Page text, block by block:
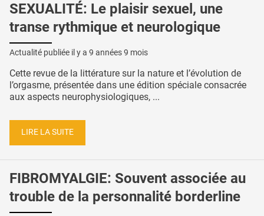
SEXUALITÉ: Le plaisir sexuel, une
transe rythmique et neurologique
Actualité publiée il y a 9 années 9 mois
Cette revue de la littérature sur la nature et l’évolution de
l’orgasme, présentée dans une édition spéciale consacrée
aux aspects neurophysiologiques, ...
LIRE LA SUITE
FIBROMYALGIE: Souvent associée au
trouble de la personnalité borderline